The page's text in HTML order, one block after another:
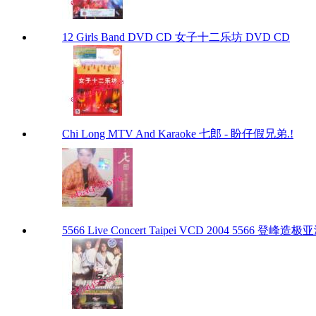
12 Girls Band DVD CD 女子十二乐坊 DVD CD
Chi Long MTV And Karaoke 七郎 - 盼仔假兄弟.!
5566 Live Concert Taipei VCD 2004 5566 登峰造极亚